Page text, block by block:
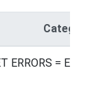
Category
ERRORS =